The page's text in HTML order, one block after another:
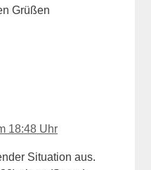
Grüßen
18:48 Uhr
Situation aus.